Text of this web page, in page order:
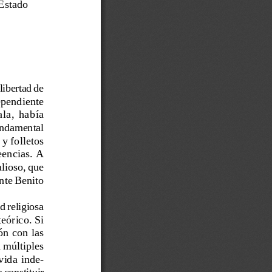
de
había
y folletos
A
que
Benito
religiosa
Si
con las
múltiples
inde-